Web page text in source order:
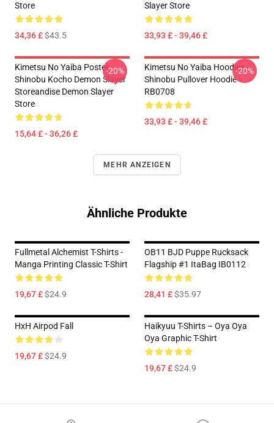
Store
34,36 £$43.5
Slayer Store
33,93 £ - 39,46 £
Kimetsu No Yaiba Poster
Shinobu Kocho Demon Slayer
Storeandise Demon Slayer
Store
15,64 £ - 36,26 £
-20%
Kimetsu No Yaiba Hoodies -
Shinobu Pullover Hoodie
RB0708
33,93 £ - 39,46 £
-20%
MEHR ANZEIGEN
Ähnliche Produkte
Fullmetal Alchemist T-Shirts -
Manga Printing Classic T-Shirt
19,67 £$24.9
OB11 BJD Puppe Rucksack
Flagship #1 ItaBag IB0112
28,41 £$35.97
HxH Airpod Fall
19,67 £$24.9
Haikyuu T-Shirts – Oya Oya
Oya Graphic T-Shirt
19,67 £$24.9